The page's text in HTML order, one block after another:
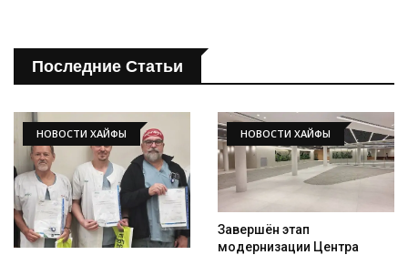
Последние Статьи
НОВОСТИ ХАЙФЫ НОВОСТИ ХАЙФЫ
Завершён этап
модернизации Центра